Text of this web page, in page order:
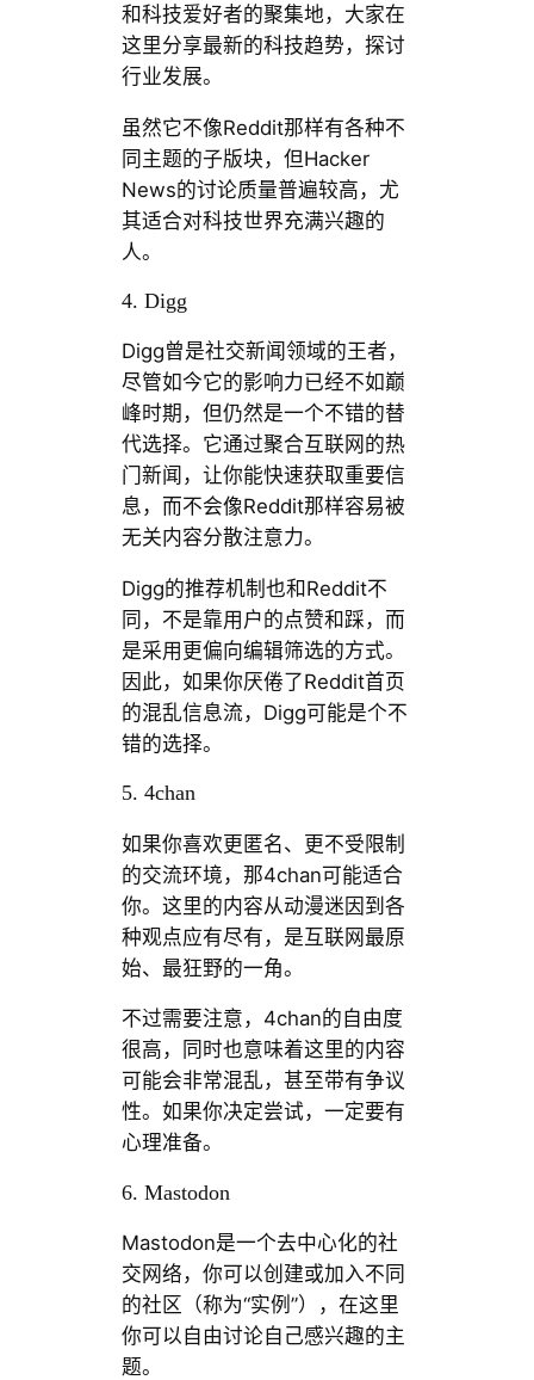
和科技爱好者的聚集地，大家在
这里分享最新的科技趋势，探讨
行业发展。
虽然它不像Reddit那样有各种不
同主题的子版块，但Hacker
News的讨论质量普遍较高，尤
其适合对科技世界充满兴趣的
人。
4. Digg
Digg曾是社交新闻领域的王者，
尽管如今它的影响力已经不如巅
峰时期，但仍然是一个不错的替
代选择。它通过聚合互联网的热
门新闻，让你能快速获取重要信
息，而不会像Reddit那样容易被
无关内容分散注意力。
Digg的推荐机制也和Reddit不
同，不是靠用户的点赞和踩，而
是采用更偏向编辑筛选的方式。
因此，如果你厌倦了Reddit首页
的混乱信息流，Digg可能是个不
错的选择。
5. 4chan
如果你喜欢更匿名、更不受限制
的交流环境，那4chan可能适合
你。这里的内容从动漫迷因到各
种观点应有尽有，是互联网最原
始、最狂野的一角。
不过需要注意，4chan的自由度
很高，同时也意味着这里的内容
可能会非常混乱，甚至带有争议
性。如果你决定尝试，一定要有
心理准备。
6. Mastodon
Mastodon是一个去中心化的社
交网络，你可以创建或加入不同
的社区（称为“实例”），在这里
你可以自由讨论自己感兴趣的主
题。